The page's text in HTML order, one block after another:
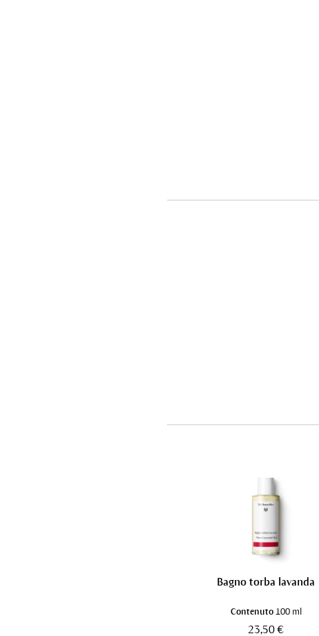
Bagno torba lavanda
Contenuto 100 ml
23,50 €